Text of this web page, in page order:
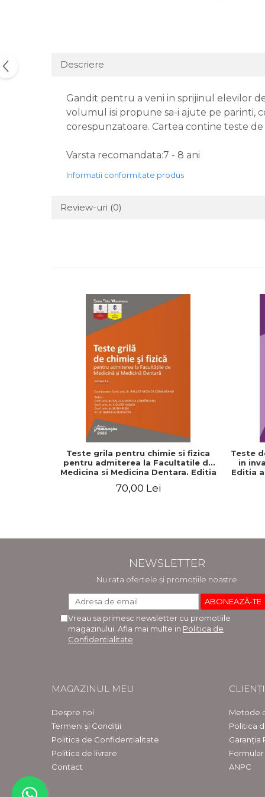
Descriere
Gandit pentru a veni in sprijinul elevilor
volumul isi propune sa-i ajute pe parinti,
corespunzatoare. Cartea contine teste de
Varsta recomandata:7 - 8 ani
Informatii conformitate produs
Review-uri (0)
Teste grila pentru chimie si fizica
pentru admiterea la Facultatile de
Medicina si Medicina Dentara. Editia
Violeta Hancu, Elena Rusu, Gabriela
70,00 Lei
Teste
in
Editia
NEWSLETTER
Nu rata ofertele și promoțiile noastre
Vreau sa primesc newsletter cu promotiile
magazinului. Afla mai multe in Politica de
Confidentialitate
MAGAZINUL MEU
Despre noi
Termeni și Condiții
Politica de Confidentialitate
Politica de livrare
Contact
CLIENȚI
Metode
Politica
Garanția
ANPC